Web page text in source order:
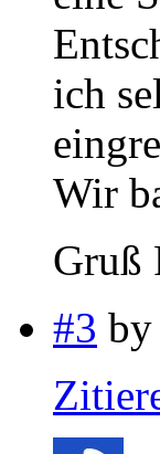
ich
Wir
Gruß
#3 by